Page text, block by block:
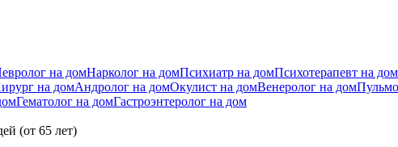
на домНарколог на домПсихиатр на домПсихотерапевт на дом
на домАндролог на домОкулист на домВенеролог на дом
Гематолог на домГастроэнтеролог на дом
(от 65 лет)